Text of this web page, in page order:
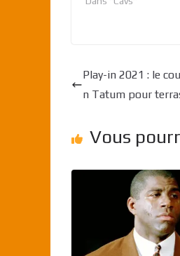
Play-in 2021 : le
n Tatum pour
Vous